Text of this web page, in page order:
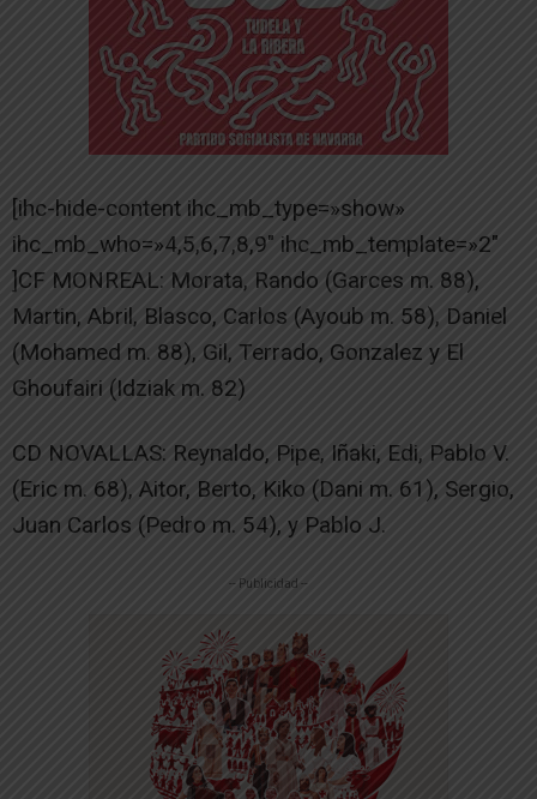
[ihc-hide-content ihc_mb_type=»show»
ihc_mb_who=»4,5,6,7,8,9″ ihc_mb_template=»2″
]CF MONREAL: Morata, Rando (Garces m. 88),
Martin, Abril, Blasco, Carlos (Ayoub m. 58), Daniel
(Mohamed m. 88), Gil, Terrado, Gonzalez y El
Ghoufairi (Idziak m. 82)
CD NOVALLAS: Reynaldo, Pipe, Iñaki, Edi, Pablo V.
(Eric m. 68), Aitor, Berto, Kiko (Dani m. 61), Sergio,
Juan Carlos (Pedro m. 54), y Pablo J.
-- Publicidad --